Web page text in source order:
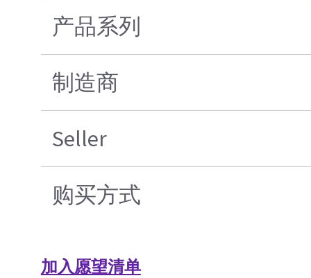
产品系列
制造商
Seller
购买方式
加入愿望清单